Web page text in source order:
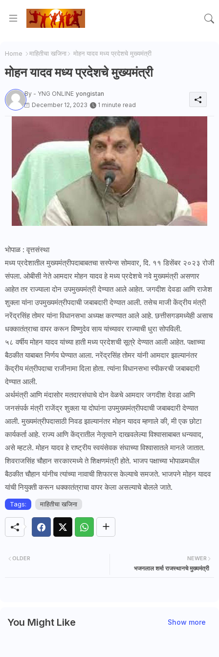
Home माहितीचा खजिना मोहन यादव मध्य प्रदेशचे मुख्यमंत्री
मोहन यादव मध्य प्रदेशचे मुख्यमंत्री
By - YNG ONLINE yongistan
December 12, 2023
1 minute read
भोपाळ : वृत्तसंस्था
मध्य प्रदेशातील मुख्यमंत्रीपदाबाबतचा सस्पेन्स सोमवार, दि. ११ डिसेंबर २०२३ रोजी
संपला. ओबीसी नेते आमदार मोहन यादव हे मध्य प्रदेशचे नवे मुख्यमंत्री असणार
आहेत तर राज्याला दोन उपमुख्यमंत्री देण्यात आले आहेत. जगदीश देवडा आणि राजेश
शुक्ला यांना उपमुख्यमंत्रीपदाची जबाबदारी देण्यात आली. तसेच माजी केंद्रीय मंत्री
नरेंद्रसिंह तोमर यांना विधानसभा अध्यक्ष करण्यात आले आहे. छत्तीसगडमध्येही असाच
धक्कातंत्राचा वापर करून विष्णुदेव साय यांच्यावर राज्याची धुरा सोपविली.
५८ वर्षीय मोहन यादव यांच्या हाती मध्य प्रदेशची सूत्रे देण्यात आली आहेत. पक्षाच्या
बैठकीत याबाबत निर्णय घेण्यात आला. नरेंद्रसिंह तोमर यांनी आमदार झाल्यानंतर
केंद्रीय मंत्रीपदाचा राजीनामा दिला होता. त्यांना विधानसभा स्पीकरची जबाबदारी
देण्यात आली.
अर्थमंत्री आणि मंदासोर मतदारसंघाचे दोन वेळचे आमदार जगदीश देवडा आणि
जनसंपर्क मंत्री राजेंद्र शुक्ला या दोघांना उपमुख्यमंत्रीपदाची जबाबदारी देण्यात
आली. मुख्यमंत्रीपदासाठी निवड झाल्यानंतर मोहन यादव म्हणाले की, मी एक छोटा
कार्यकर्ता आहे. राज्य आणि केंद्रातील नेतृत्वाने दाखवलेल्या विश्वासाबाबत धन्यवाद,
असे म्हटले. मोहन यादव हे राष्ट्रीय स्वयंसेवक संघाच्या विश्वासातले मानले जातात.
शिवराजसिंह चौहान सरकारमध्ये ते शिक्षणमंत्री होते. भाजप पक्षाच्या भोपाळमधील
बैठकीत चौहान यांनीच त्यांच्या नावाची शिफारस केल्याचे समजते. भाजपने मोहन यादव
यांची नियुक्ती करून धक्कातंत्राचा वापर केला असल्याचे बोलले जाते.
Tags: माहितीचा खजिना
NEWER
भजनलाल शर्मा राजस्थानचे मुख्यमंत्री
OLDER
You Might Like Show more